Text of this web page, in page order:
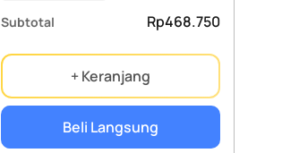
Subtotal Rp468.750
+ Keranjang
Beli Langsung